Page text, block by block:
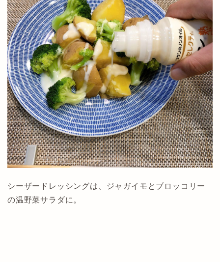
シーザードレッシングは、ジャガイモとブロッコリー
の温野菜サラダに。